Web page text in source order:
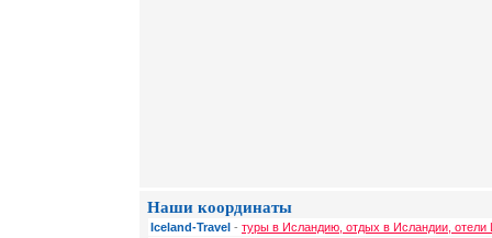
Наши координаты
Iceland-Travel - туры в Исландию, отдых в Исландии, отели